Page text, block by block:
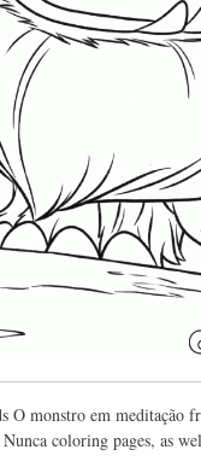
O monstro em meditação
coloring pages, as